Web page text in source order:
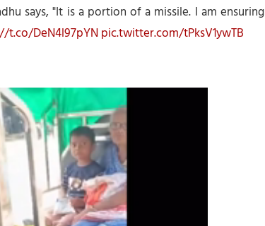
says, "It is a portion of a missile. I am ensuring
t.co/DeN4l97pYN pic.twitter.com/tPksV1ywTB